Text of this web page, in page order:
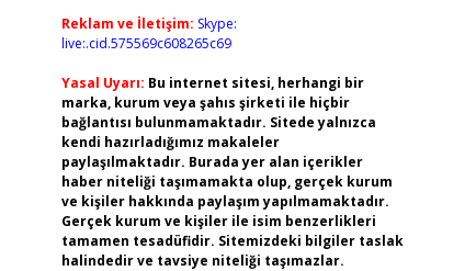
Reklam ve İletişim: Skype:
live:.cid.575569c608265c69
Yasal Uyarı: Bu internet sitesi, herhangi bir
marka, kurum veya şahıs şirketi ile hiçbir
bağlantısı bulunmamaktadır. Sitede yalnızca
kendi hazırladığımız makaleler
paylaşılmaktadır. Burada yer alan içerikler
haber niteliği taşımamakta olup, gerçek kurum
ve kişiler hakkında paylaşım yapılmamaktadır.
Gerçek kurum ve kişiler ile isim benzerlikleri
tamamen tesadüfidir. Sitemizdeki bilgiler taslak
halindedir ve tavsiye niteliği taşımazlar.